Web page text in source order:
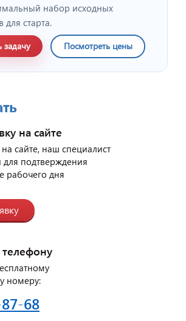
набор исходных
для старта.
задачу Посмотреть цены
на сайте
на сайте, наш специалист
для подтверждения
рабочего дня
телефону
номеру:
68